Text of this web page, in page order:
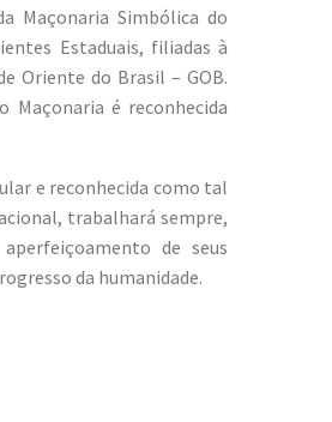
Maçonaria Simbólica do
Estaduais, filiadas à
Oriente do Brasil – GOB.
é reconhecida
e reconhecida como tal
trabalhará sempre,
de seus
da humanidade.